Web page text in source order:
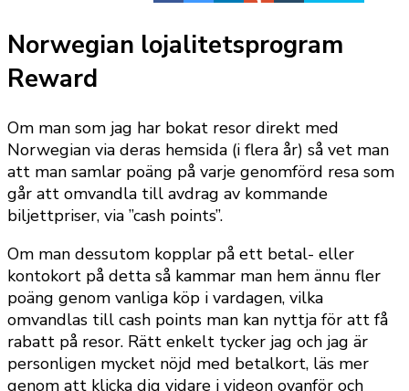
Norwegian lojalitetsprogram
Reward
Om man som jag har bokat resor direkt med
Norwegian via deras hemsida (i flera år) så vet man
att man samlar poäng på varje genomförd resa som
går att omvandla till avdrag av kommande
biljettpriser, via ”cash points”.
Om man dessutom kopplar på ett betal- eller
kontokort på detta så kammar man hem ännu fler
poäng genom vanliga köp i vardagen, vilka
omvandlas till cash points man kan nyttja för att få
rabatt på resor. Rätt enkelt tycker jag och jag är
personligen mycket nöjd med betalkort, läs mer
genom att klicka dig vidare i videon ovanför och